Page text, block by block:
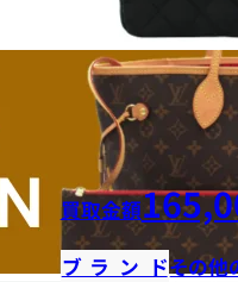
買取金額
ブランドその他